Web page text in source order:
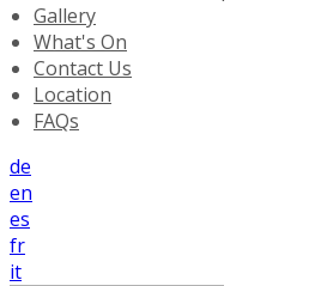
Gallery
What's On
Contact Us
Location
FAQs
de
en
es
fr
it